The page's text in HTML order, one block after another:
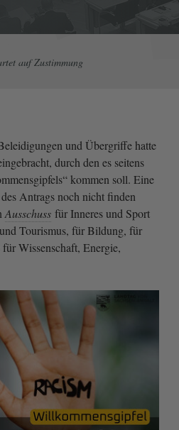
auf Zustimmung
und Übergriffe hatte
durch den es seitens
kommen soll. Eine
Antrags noch nicht finden
Ausschuss für Inneres und Sport
Tourismus, für Bildung, für
Wissenschaft, Energie,